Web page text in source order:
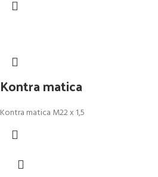
Kontra matica
Kontra matica M22 x 1,5